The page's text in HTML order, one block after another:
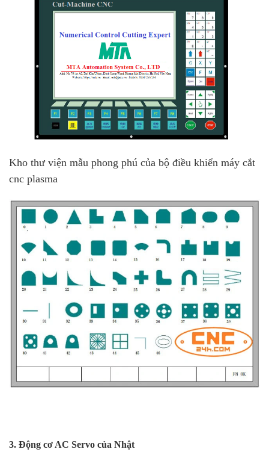
Kho thư viện mẫu phong phú của bộ điều khiển máy cắt
cnc plasma
3. Động cơ AC Servo của Nhật